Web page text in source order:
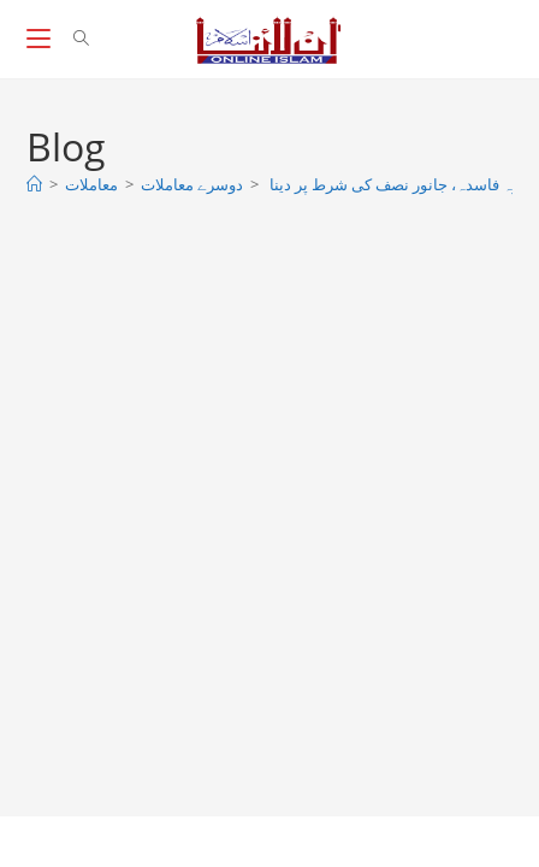
Blog
> معاملات > دوسرے معاملات > اجارہ فاسدہ، جانور نصف کی شرط پر دینا